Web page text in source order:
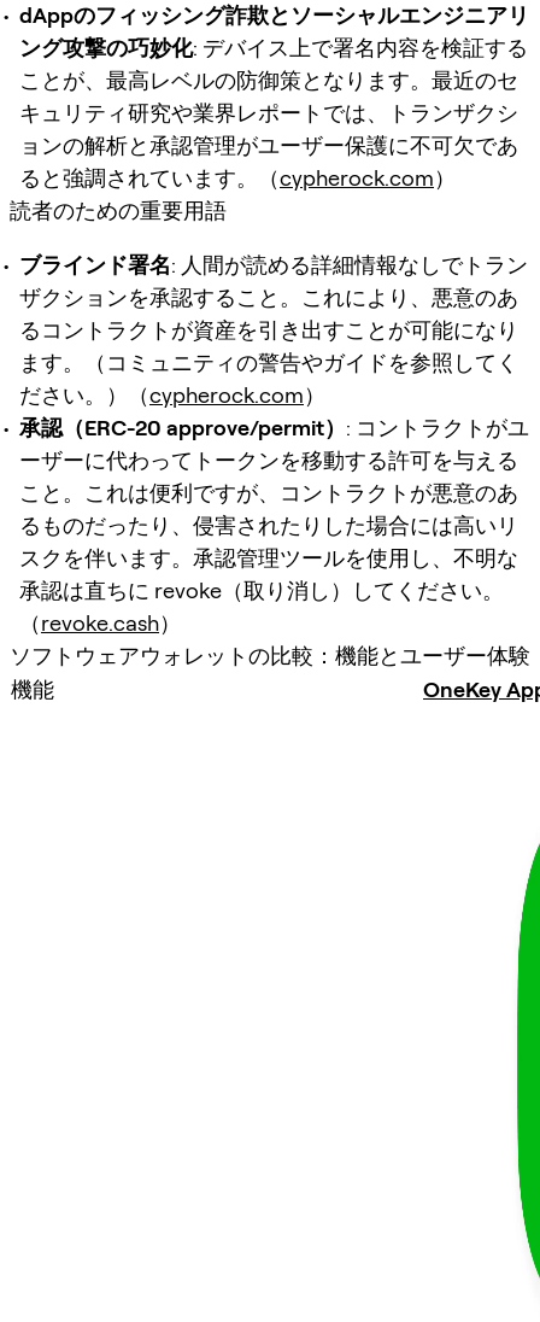
dAppのフィッシング詐欺とソーシャルエンジニアリ
ング攻撃の巧妙化: デバイス上で署名内容を検証する
ことが、最高レベルの防御策となります。最近のセ
キュリティ研究や業界レポートでは、トランザクシ
ョンの解析と承認管理がユーザー保護に不可欠であ
ると強調されています。（cypherock.com）
読者のための重要用語
ブラインド署名: 人間が読める詳細情報なしでトラン
ザクションを承認すること。これにより、悪意のあ
るコントラクトが資産を引き出すことが可能になり
ます。（コミュニティの警告やガイドを参照してく
ださい。）（cypherock.com）
承認（ERC-20 approve/permit） : コントラクトがユ
ーザーに代わってトークンを移動する許可を与える
こと。これは便利ですが、コントラクトが悪意のあ
るものだったり、侵害されたりした場合には高いリ
スクを伴います。承認管理ツールを使用し、不明な
承認は直ちに revoke（取り消し）してください。
（revoke.cash）
ソフトウェアウォレットの比較：機能とユーザー体験
機能
OneKey